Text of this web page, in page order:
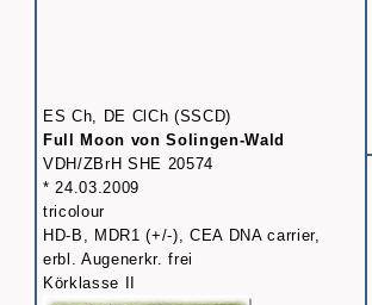
ES Ch, DE ClCh (SSCD)
Full Moon von Solingen-Wald
VDH/ZBrH SHE 20574
* 24.03.2009
tricolour
HD-B, MDR1 (+/-), CEA DNA carrier,
erbl. Augenerkr. frei
Körklasse II